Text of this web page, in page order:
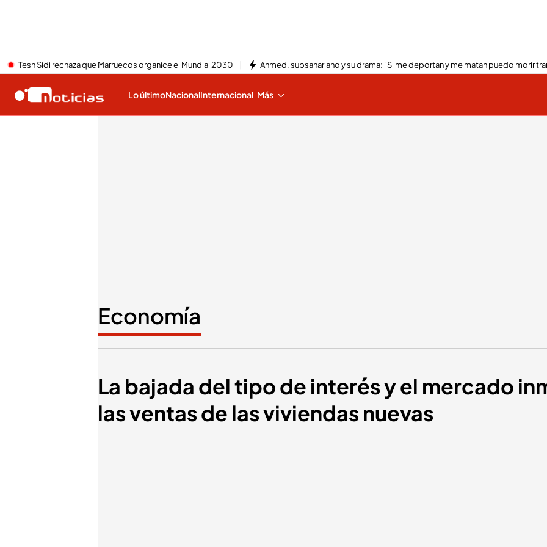
Tesh Sidi rechaza que Marruecos organice el Mundial 2030 Ahmed, subsahariano y su drama: "Si me deportan y me matan puedo morir
Lo últimoNacionalInternacional Más
Economía
La bajada del tipo de interés y el mercado
las ventas de las viviendas nuevas